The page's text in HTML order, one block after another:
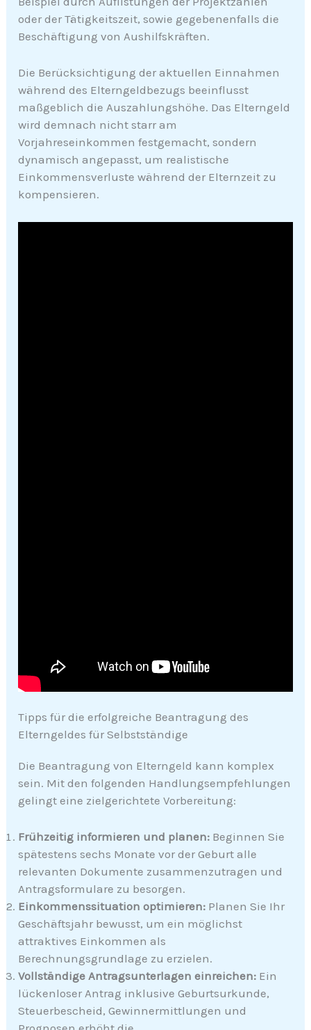
oder der Tätigkeitszeit, sowie gegebenenfalls die
Beschäftigung von Aushilfskräften.
Die Berücksichtigung der aktuellen Einnahmen
während des Elterngeldbezugs beeinflusst
maßgeblich die Auszahlungshöhe. Das Elterngeld
wird demnach nicht starr am
Vorjahreseinkommen festgemacht, sondern
dynamisch angepasst, um realistische
Einkommensverluste während der Elternzeit zu
kompensieren.
Tipps für die erfolgreiche Beantragung des
Elterngeldes für Selbstständige
Die Beantragung von Elterngeld kann komplex
sein. Mit den folgenden Handlungsempfehlungen
gelingt eine zielgerichtete Vorbereitung:
Frühzeitig informieren und planen: Beginnen Sie
spätestens sechs Monate vor der Geburt alle
relevanten Dokumente zusammenzutragen und
Antragsformulare zu besorgen.
Einkommenssituation optimieren: Planen Sie Ihr
Geschäftsjahr bewusst, um ein möglichst
attraktives Einkommen als
Berechnungsgrundlage zu erzielen.
Vollständige Antragsunterlagen einreichen: Ein
lückenloser Antrag inklusive Geburtsurkunde,
Steuerbescheid, Gewinnermittlungen und